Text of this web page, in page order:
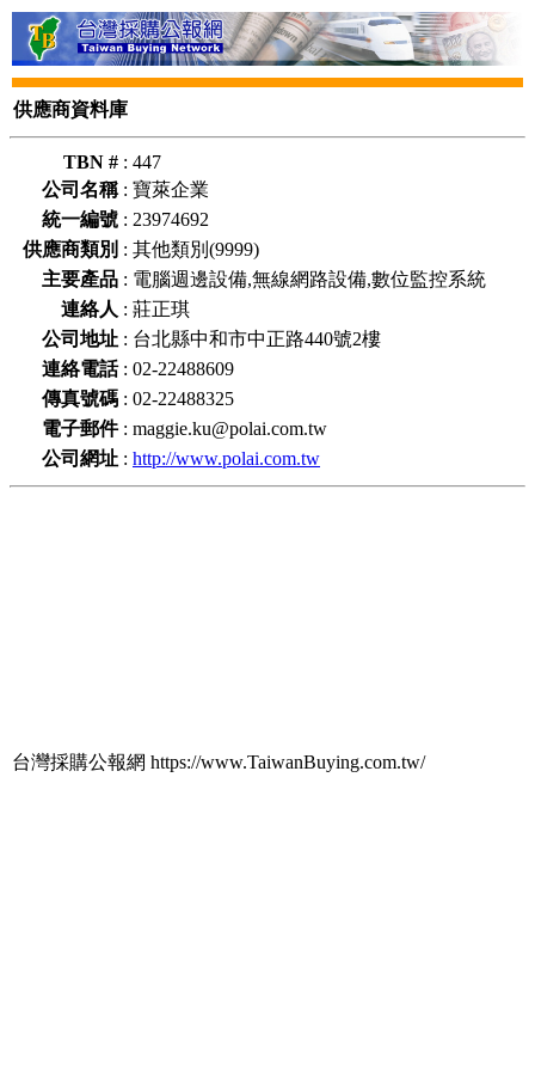
供應商資料庫
TBN # : 447
公司名稱: 寶萊企業
統一編號 : 23974692
供應商類別 : 其他類別(9999)
主要產品 : 電腦週邊設備,無線網路設備,數位監控系統
連絡人 : 莊正琪
公司地址 : 台北縣中和市中正路440號2樓
連絡電話: 02-22488609
傳真號碼 : 02-22488325
電子郵件: maggie.ku@polai.com.tw
公司網址 : http://www.polai.com.tw
台灣採購公報網 https://www.TaiwanBuying.com.tw/